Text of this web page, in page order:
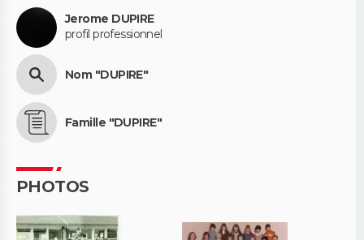
Jerome DUPIRE
profil professionnel
Nom "DUPIRE"
Famille "DUPIRE"
PHOTOS